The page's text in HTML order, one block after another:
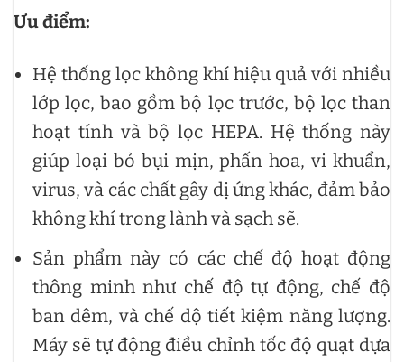
Ưu điểm:
Hệ thống lọc không khí hiệu quả với nhiều
lớp lọc, bao gồm bộ lọc trước, bộ lọc than
hoạt tính và bộ lọc HEPA. Hệ thống này
giúp loại bỏ bụi mịn, phấn hoa, vi khuẩn,
virus, và các chất gây dị ứng khác, đảm bảo
không khí trong lành và sạch sẽ.
Sản phẩm này có các chế độ hoạt động
thông minh như chế độ tự động, chế độ
ban đêm, và chế độ tiết kiệm năng lượng.
Máy sẽ tự động điều chỉnh tốc độ quạt dựa